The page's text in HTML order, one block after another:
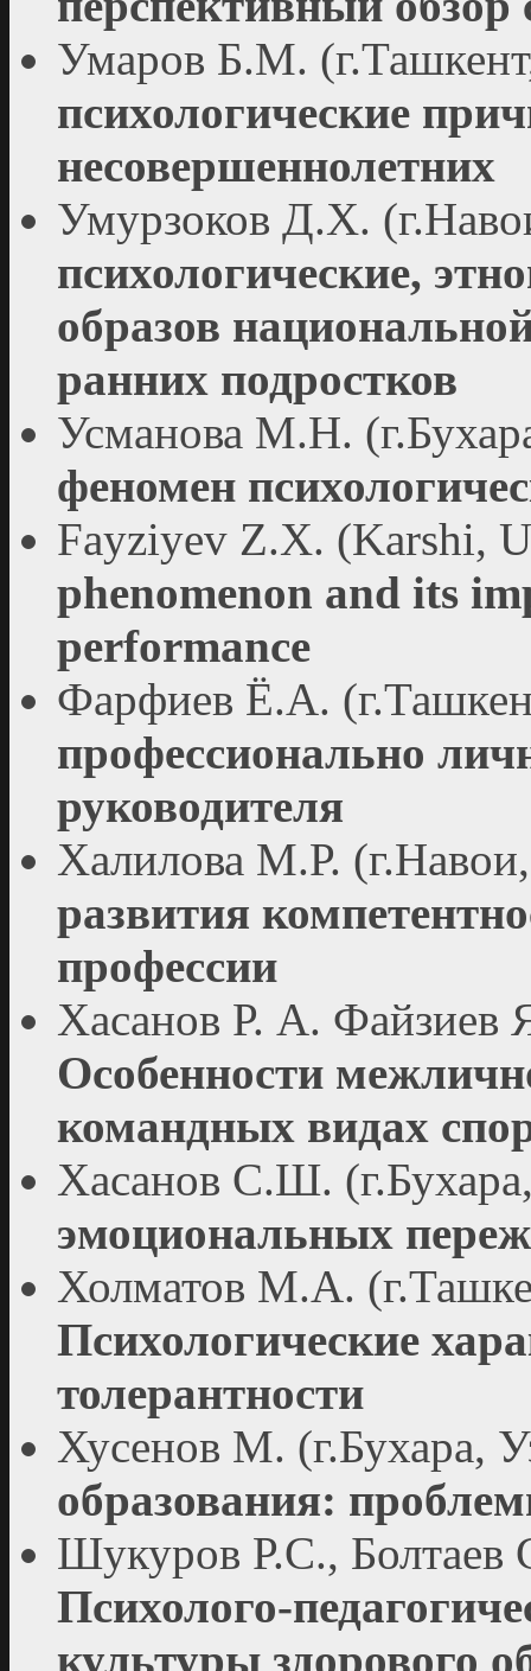
Умаров Б.М.
психологические
несовершеннолетних
Умурзоков Д.Х.
психологические,
образов
ранних подростков
Усманова М.Н.
феномен
Fayziyev Z.X. (Karshi,
phenomenon and its
performance
Фарфиев Ё.А.
профессионально
руководителя
Халилова М.Р.
развития
профессии
Хасанов Р. А. Файзиев
Особенности
командных видах
Хасанов С.Ш.
эмоциональных
Холматов М.А.
Психологические
толерантности
Хусенов М. (г.Бухара,
образования:
Шукуров Р.С., Болтаев
Психолого-
культуры здорового